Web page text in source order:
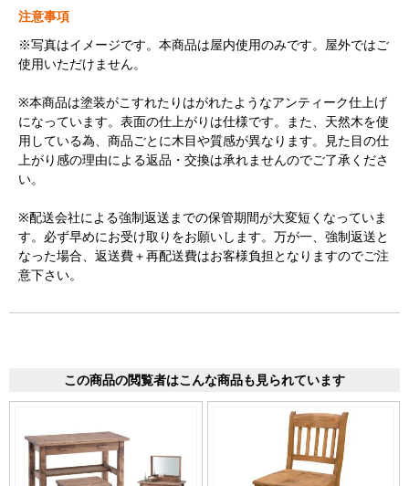
注意事項
※写真はイメージです。本商品は屋内使用のみです。屋外ではご
使用いただけません。
※本商品は塗装がこすれたりはがれたようなアンティーク仕上げ
になっています。表面の仕上がりは仕様です。また、天然木を使
用している為、商品ごとに木目や質感が異なります。見た目の仕
上がり感の理由による返品・交換は承れませんのでご了承くださ
い。
※配送会社による強制返送までの保管期間が大変短くなっていま
す。必ず早めにお受け取りをお願いします。万が一、強制返送と
なった場合、返送費＋再配送費はお客様負担となりますのでご注
意下さい。
この商品の閲覧者はこんな商品も見られています